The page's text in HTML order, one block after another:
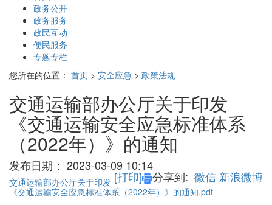
政务公开
政务服务
政民互动
便民服务
专题专栏
您所在的位置： 首页 > 安全应急 > 政策法规
交通运输部办公厅关于印发
《交通运输安全应急标准体系
（2022年）》的通知
发布日期： 2023-03-09 10:14
[打印] 分享到: 微信 新浪微博
交通运输部办公厅关于印发
《交通运输安全应急标准体系（2022年）》的通知.pdf